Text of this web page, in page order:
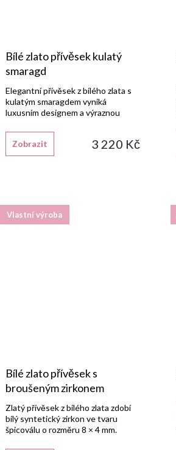
Bílé zlato přívěsek kulatý
smaragd
3 220 Kč
Zobrazit
Elegantní přívěsek z bílého zlata s
kulatým smaragdem vyniká
luxusním designem a výraznou
Vlastní výroba
Bílé zlato přívěsek s
broušeným zirkonem
Zlatý přívěsek z bílého zlata zdobí
bílý syntetický zirkon ve tvaru
špicoválu o rozměru 8 × 4 mm.